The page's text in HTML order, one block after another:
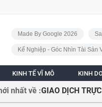
Made By Google 2026
Kế Nghiệp - Góc Nhìn Tài Sản
KINH TẾ VĨ MÔ KINH
nhất về :GIAO DỊCH